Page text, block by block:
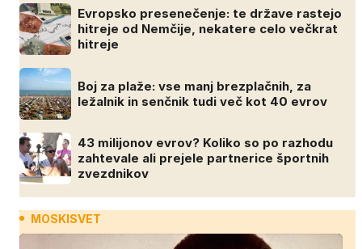
Evropsko presenečenje: te države rastejo
hitreje od Nemčije, nekatere celo večkrat
hitreje
Boj za plaže: vse manj brezplačnih, za
ležalnik in senčnik tudi več kot 40 evrov
43 milijonov evrov? Koliko so po razhodu
zahtevale ali prejele partnerice športnih
zvezdnikov
MOSKISVET